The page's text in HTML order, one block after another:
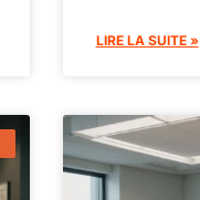
LIRE LA SUITE »